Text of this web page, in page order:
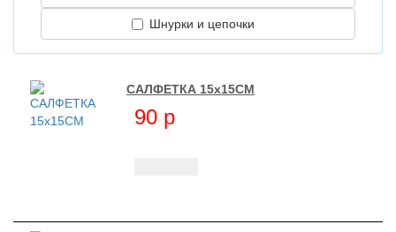
Шнурки и цепочки
САЛФЕТКА 15х15СМ
90 p